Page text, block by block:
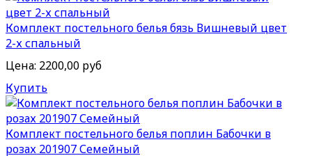
Комплект постельного белья бязь Вишневый цвет
2-х спальный
Цена: 2200,00 руб
Купить
Комплект постельного белья поплин Бабочки в
розах 201907 Семейный